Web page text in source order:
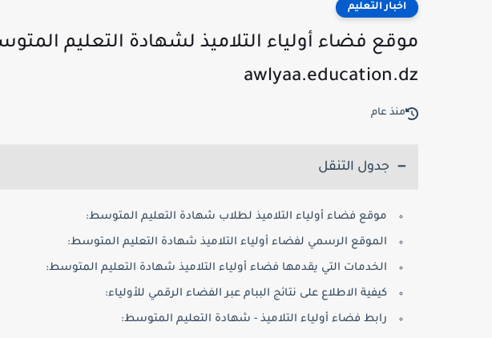
اخبار التعليم
awlyaa.education.dz
منذ عام
جدول التنقل
موقع فضاء أولياء التلاميذ لطلاب شهادة التعليم المتوسط:
الموقع الرسمي لفضاء أولياء التلاميذ شهادة التعليم المتوسط:
الخدمات التي يقدمها فضاء أولياء التلاميذ شهادة التعليم المتوسط:
كيفية الاطلاع على نتائج الببام عبر الفضاء الرقمي للأولياء:
رابط فضاء أولياء التلاميذ - شهادة التعليم المتوسط: